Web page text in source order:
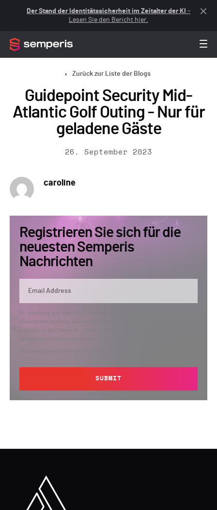
Der Stand der Identitätssicherheit im Zeitalter der KI –
Lesen Sie den Bericht hier.
Zurück zur Liste der Blogs
Guidepoint Security Mid-
Atlantic Golf Outing - Nur für
geladene Gäste
26. September 2023
caroline
Registrieren Sie sich für die
neuesten Semperis
Nachrichten
By submitting, you agree that Semperis may send you information regarding its
products and services, and use and process your personal information in
accordance with Semperis’
contacting privacy@semperis.com.
SUBMIT